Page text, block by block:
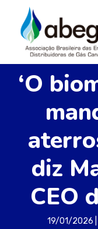
‘O
diz
CEO
19/01/2026